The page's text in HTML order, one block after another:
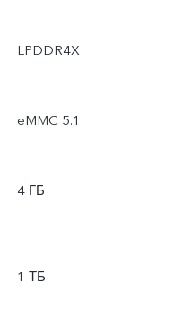
LPDDR4X
eMMC 5.1
4 ГБ
1 ТБ